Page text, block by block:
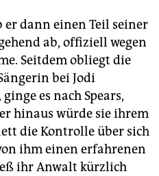
er dann einen Teil seiner
ab, offiziell wegen
Seitdem obliegt die
bei Jodi
es nach Spears,
hinaus würde sie ihrem
die Kontrolle über sich
ihm einen erfahrenen
ihr Anwalt kürzlich